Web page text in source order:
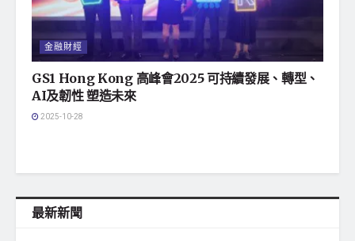
金融財經
GS1 Hong Kong 高峰會2025 可持續發展、轉型、
AI及韌性 塑造未來
2025-10-28
最新新聞